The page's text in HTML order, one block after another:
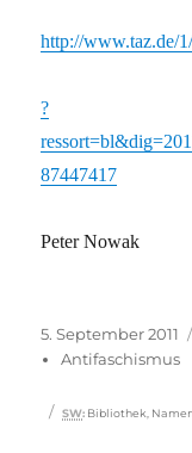
http://www.taz.de/
?
87447417
Peter Nowak
Veröffentlicht
am
5. September 2011
Antifaschismus
Schlagwörter
SW: Bibliothek